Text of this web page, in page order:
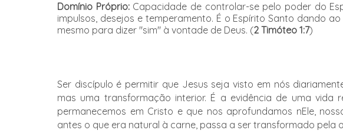
Domínio Próprio:Capacidade de controlar-se pelo poder do
impulsos, desejos e temperamento. É o Espírito Santo dando
mesmo para dizer "sim" à vontade de Deus. (2 Timóteo 1:7)
Ser discípulo é permitir que Jesus seja visto em nós
mas uma transformação interior. É a evidência de uma vida
permanecemos em Cristo e que nos aprofundamos nEle,
antes o que era natural à carne, passa a ser transformado pela